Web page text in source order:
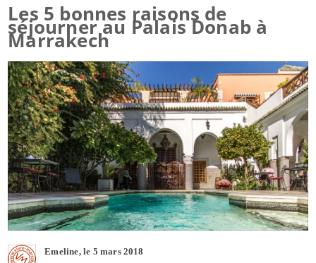
Les 5 bonnes raisons de
séjourner au Palais Donab à
Marrakech
Emeline, le 5 mars 2018